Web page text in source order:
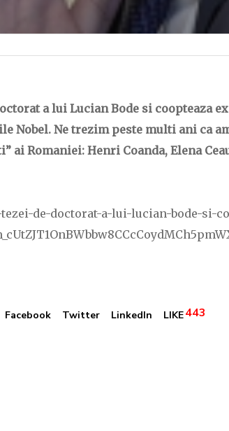
a lui Lucian Bode si coopteaza
Ne trezim peste multi ani ca
Romaniei: Henri Coanda, Elena
de-doctorat-a-lui-lucian-bode-si-
Facebook Twitter LinkedIn LIKE443